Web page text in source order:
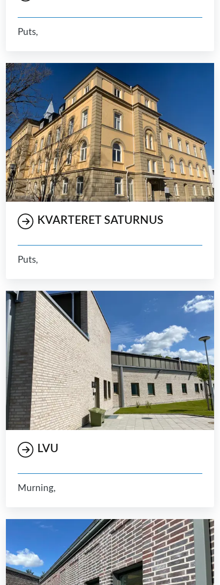
Puts,
KVARTERET SATURNUS
Puts,
LVU
Murning,